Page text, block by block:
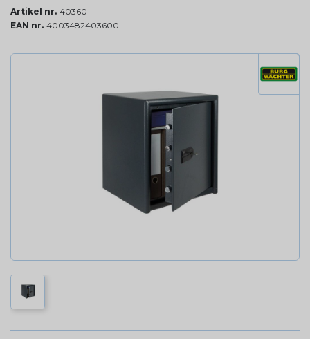
Artikel nr. 40360
EAN nr. 4003482403600